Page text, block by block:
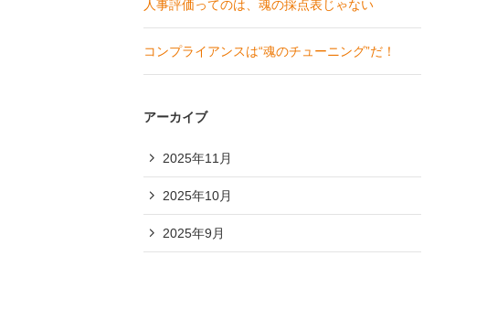
人事評価ってのは、魂の採点表じゃない
コンプライアンスは“魂のチューニング”だ！
アーカイブ
2025年11月
2025年10月
2025年9月